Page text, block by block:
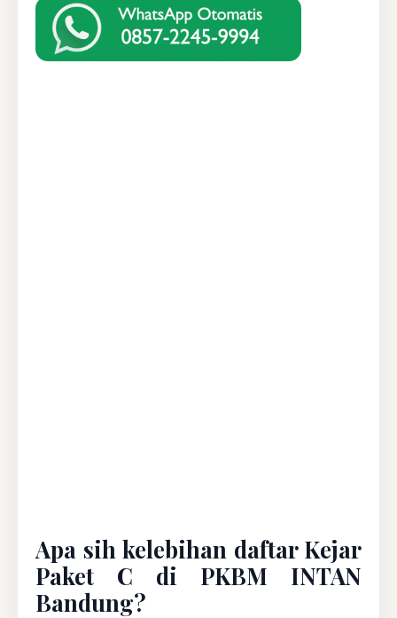
Apa sih kelebihan daftar Kejar
Paket C di PKBM INTAN
Bandung?